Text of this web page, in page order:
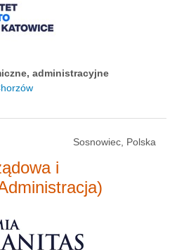
administracyjne
Sosnowiec, Polska
i